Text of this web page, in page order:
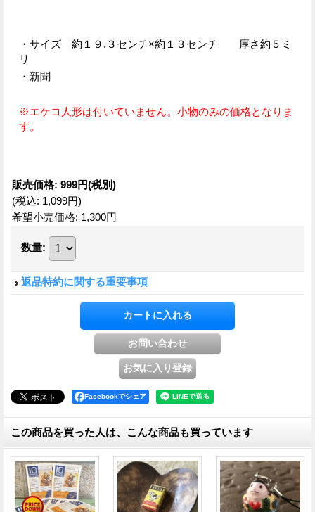
・サイズ 約１９.３センチ×約１３センチ 厚さ約５ミ
リ
・新聞
※エケコ人形は付いていません。小物のみの価格となりま
す。
販売価格: 999円(税別)
(税込: 1,099円)
希望小売価格: 1,300円
数量:
返品特約に関する重要事項
Facebookでシェア
この商品を買った人は、こんな商品も買っています